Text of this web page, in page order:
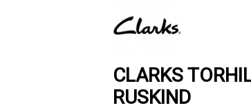
CLARKS
RUSKIND